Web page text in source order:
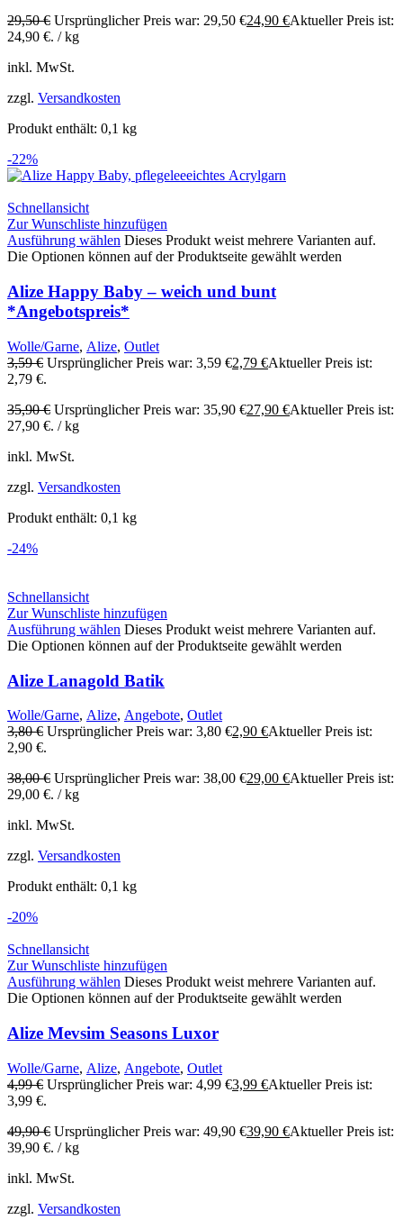
29,50€ Ursprünglicher Preis war: 29,50 €24,90 €Aktueller Preis ist:
24,90 €. /kg
inkl. MwSt.
zzgl. Versandkosten
Produkt enthält: 0,1 kg
-22%
Schnellansicht
Zur Wunschliste hinzufügen
Ausführung wählen Dieses Produkt weist mehrere Varianten auf.
Die Optionen können auf der Produktseite gewählt werden
Alize Happy Baby – weich und bunt
*Angebotspreis*
Wolle/Garne, Alize, Outlet
3,59€ Ursprünglicher Preis war: 3,59 €2,79 €Aktueller Preis ist:
2,79 €.
35,90€ Ursprünglicher Preis war: 35,90 €27,90 €Aktueller Preis ist:
27,90 €. /kg
inkl. MwSt.
zzgl. Versandkosten
Produkt enthält: 0,1 kg
-24%
Schnellansicht
Zur Wunschliste hinzufügen
Ausführung wählen Dieses Produkt weist mehrere Varianten auf.
Die Optionen können auf der Produktseite gewählt werden
Alize Lanagold Batik
Wolle/Garne, Alize, Angebote, Outlet
3,80€ Ursprünglicher Preis war: 3,80 €2,90 €Aktueller Preis ist:
2,90 €.
38,00€ Ursprünglicher Preis war: 38,00 €29,00 €Aktueller Preis ist:
29,00 €. /kg
inkl. MwSt.
zzgl. Versandkosten
Produkt enthält: 0,1 kg
-20%
Schnellansicht
Zur Wunschliste hinzufügen
Ausführung wählen Dieses Produkt weist mehrere Varianten auf.
Die Optionen können auf der Produktseite gewählt werden
Alize Mevsim Seasons Luxor
Wolle/Garne, Alize, Angebote, Outlet
4,99€ Ursprünglicher Preis war: 4,99 €3,99 €Aktueller Preis ist:
3,99 €.
49,90€ Ursprünglicher Preis war: 49,90 €39,90 €Aktueller Preis ist:
39,90 €. /kg
inkl. MwSt.
zzgl. Versandkosten